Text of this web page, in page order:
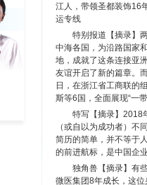
江人，带领圣都装饰16
运专线
特别报道【摘录】
中海各国，为沿路国家
地，成就了这条连接亚
友谊开启了新的篇章。
日，在浙江省工商联的
斯等6国，全面展现“一
特写【摘录】2018
（或自以为成功者）不
简历的简单，并不等于
的前进航标，是中国企
独角兽【摘录】有
微医集团8年成长，这